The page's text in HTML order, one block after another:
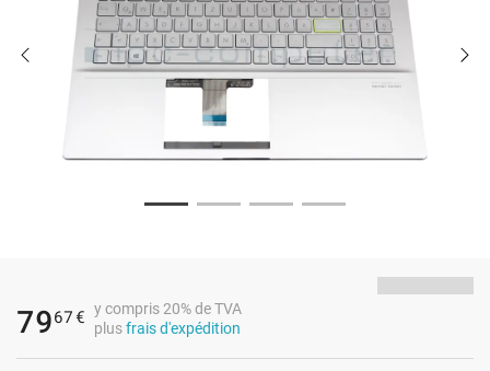
7967 € y compris 20% de TVA
plusfrais d'expédition